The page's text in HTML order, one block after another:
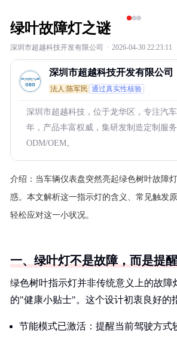
绿叶故障灯之谜
深圳市超越科技开发有限公司 · 2026-04-30 22:23:11
深圳市超越科技开发有限公司
法人:陈军民 通过真实性核验
深圳市超越科技，位于龙华区，专注汽
年，产品丰富权威，集研发制造定制服
ODM/OEM。
介绍： 当车辆仪表盘突然亮起绿色树叶故障
惑。本文解析这一指示灯的含义、常见触发
轻松应对这一小状况。
一、绿叶灯不是故障，而是提醒
绿色树叶指示灯并非传统意义上的故障
的"健康小贴士"。这个设计初衷良好的
节能模式已激活：提醒当前驾驶方式